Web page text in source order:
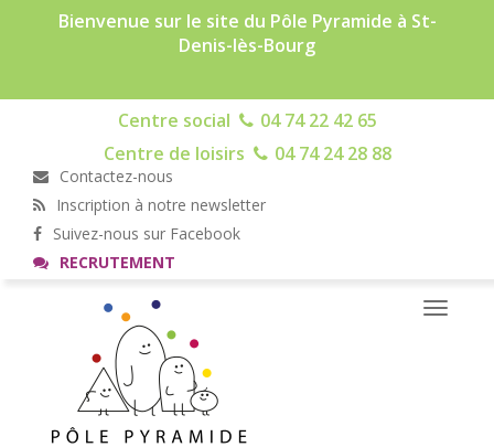
Bienvenue sur le site du Pôle Pyramide à St-
Denis-lès-Bourg
Centre social
04 74 22 42 65
Centre de loisirs
04 74 24 28 88
Contactez-nous
Inscription à notre newsletter
Suivez-nous sur Facebook
RECRUTEMENT
Toggle